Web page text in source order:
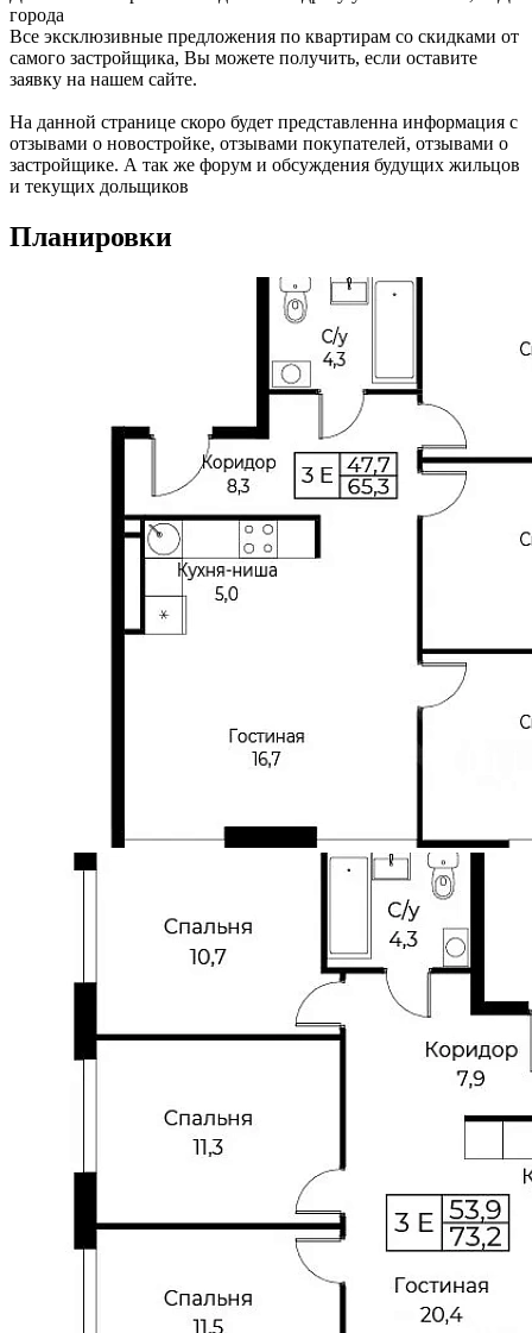
города
Все эксклюзивные предложения по квартирам со скидками от
самого застройщика, Вы можете получить, если оставите
заявку на нашем сайте.
На данной странице скоро будет представленна информация с
отзывами о новостройке, отзывами покупателей, отзывами о
застройщике. А так же форум и обсуждения будущих жильцов
и текущих дольщиков
Планировки